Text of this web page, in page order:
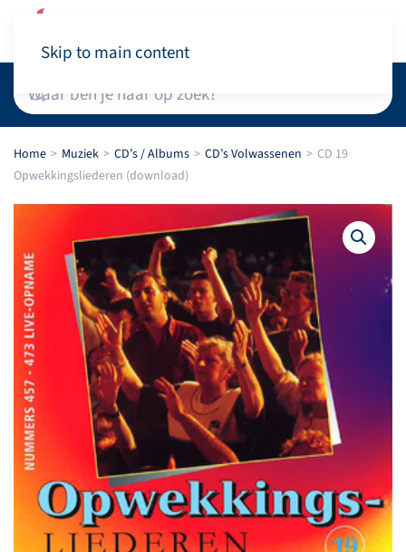
Skip to main content
Home Muziek CD’s / Albums CD’s Volwassenen
CD 19
Opwekkingsliederen (download)